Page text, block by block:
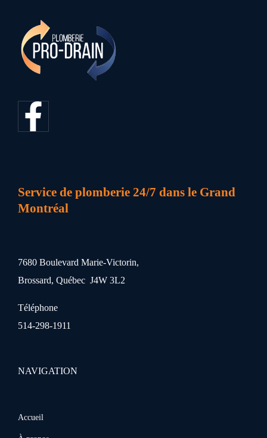
Service de plomberie 24/7 dans le Grand
Montréal
7680 Boulevard Marie-Victorin,
Brossard, Québec J4W 3L2
Téléphone
514-298-1911
NAVIGATION
Accueil